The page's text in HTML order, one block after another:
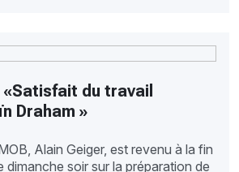
«Satisfait du travail
Draham »
Alain Geiger, est revenu à la fin
dimanche soir sur la préparation de